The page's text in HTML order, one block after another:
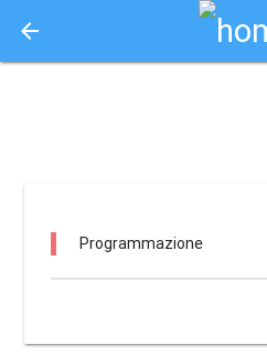
arrow_back
Programmazione